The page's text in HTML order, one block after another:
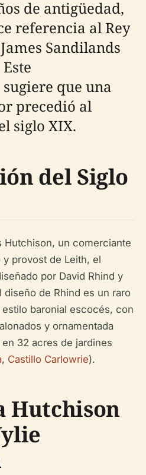
de antigüedad,
referencia al Rey
Sandilands
Este
que una
precedió al
siglo XIX.
del Siglo
Hutchison, un comerciante
provost de Leith, el
por David Rhind y
diseño de Rhind es un raro
baronial escocés, con
y ornamentada
32 acres de jardines
, Castillo Carlowrie).
Hutchison